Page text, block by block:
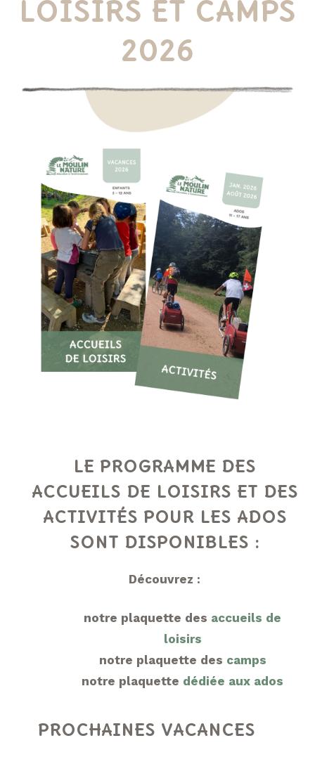
LOISIRS ET CAMPS
2026
LE PROGRAMME DES
ACCUEILS DE LOISIRS ET DES
ACTIVITÉS POUR LES ADOS
SONT DISPONIBLES :
Découvrez :
notre plaquette des accueils de
loisirs
notre plaquette des camps
notre plaquette d édiée aux ados
PROCHAINES VACANCES